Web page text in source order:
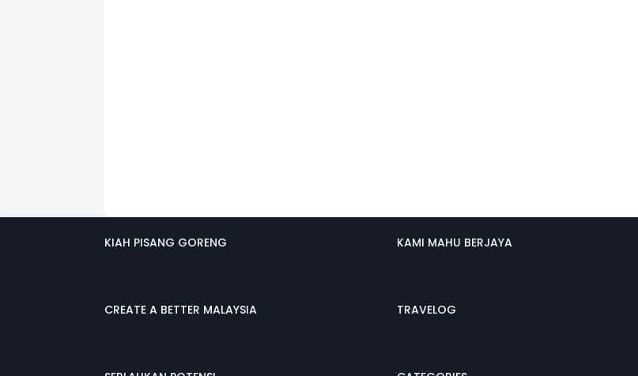
KIAH PISANG GORENG
CREATE A BETTER MALAYSIA
KAMI MAHU BERJAYA
TRAVELOG